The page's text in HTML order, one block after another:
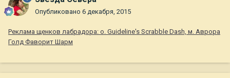
Опубликовано 6 декабря, 2015
Реклама щенков лабрадора: о. Guideline's Scrabble Dash, м. Аврора
Голд Фаворит Шарм